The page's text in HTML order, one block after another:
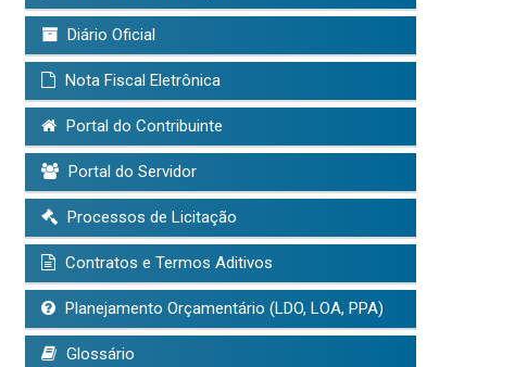
Diário Oficial
Nota Fiscal Eletrônica
Portal do Contribuinte
Portal do Servidor
Processos de Licitação
Contratos e Termos Aditivos
Planejamento Orçamentário (LDO, LOA, PPA)
Glossário